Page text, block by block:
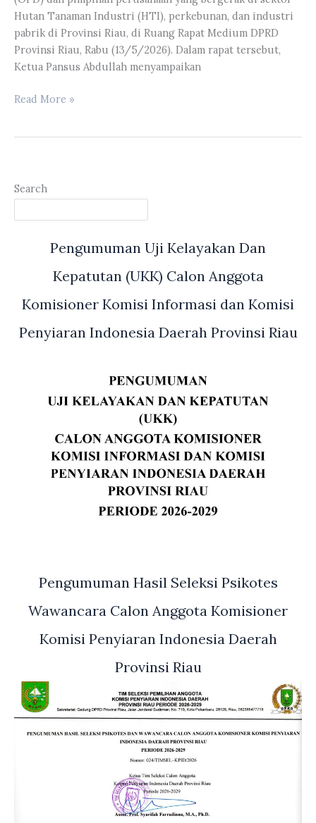
tergabung
dalam
Aliansi
G-
M13
Melawan
menggelar
di
Gedung
Provinsi
Hutan Tanaman Industri (HTI), perkebunan, dan industri
pabrik di Provinsi Riau, di Ruang Rapat Medium DPRD
Provinsi Riau, Rabu (13/5/2026). Dalam rapat tersebut,
Ketua Pansus Abdullah menyampaikan
Panitia
Riau
pembahasan
Optimalisasi
kerja
sejumlah
Read More »
Search
Pengumuman Uji Kelayakan Dan
Kepatutan (UKK) Calon Anggota
Komisioner Komisi Informasi dan Komisi
Penyiaran Indonesia Daerah Provinsi Riau
Pengumuman Hasil Seleksi Psikotes
Wawancara Calon Anggota Komisioner
Komisi Penyiaran Indonesia Daerah
Provinsi Riau